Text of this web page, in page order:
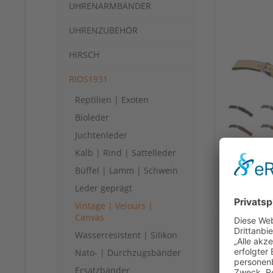
UHRENARMBÄNDER
UHRENZUBEHÖR
HIRSCH
RIOS1931
Reptilien | Exoten
Bioleder
Juchtenleder
Kalb | Rind | Sattelleder
Büffel | Lamm | Schwein
Leder geprägt
Vintage | Velours |
Canvas
Wasserresistent | Silikon
Nato- | Durchzugsbänder
Ersatzbänder